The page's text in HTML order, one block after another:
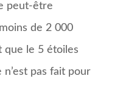
peut-être
de 2 000
que le 5 étoiles
n’est pas fait pour